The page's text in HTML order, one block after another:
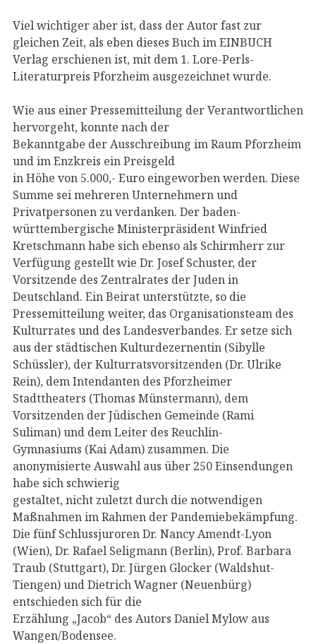
Viel wichtiger aber ist, dass der Autor fast zur
gleichen Zeit, als eben dieses Buch im EINBUCH
Verlag erschienen ist, mit dem 1. Lore-Perls-
Literaturpreis Pforzheim ausgezeichnet wurde.
Wie aus einer Pressemitteilung der Verantwortlichen
hervorgeht, konnte nach der
Bekanntgabe der Ausschreibung im Raum Pforzheim
und im Enzkreis ein Preisgeld
in Höhe von 5.000,- Euro eingeworben werden. Diese
Summe sei mehreren Unternehmern und
Privatpersonen zu verdanken. Der baden-
württembergische Ministerpräsident Winfried
Kretschmann habe sich ebenso als Schirmherr zur
Verfügung gestellt wie Dr. Josef Schuster, der
Vorsitzende des Zentralrates der Juden in
Deutschland. Ein Beirat unterstützte, so die
Pressemitteilung weiter, das Organisationsteam des
Kulturrates und des Landesverbandes. Er setze sich
aus der städtischen Kulturdezernentin (Sibylle
Schüssler), der Kulturratsvorsitzenden (Dr. Ulrike
Rein), dem Intendanten des Pforzheimer
Stadttheaters (Thomas Münstermann), dem
Vorsitzenden der Jüdischen Gemeinde (Rami
Suliman) und dem Leiter des Reuchlin-
Gymnasiums (Kai Adam) zusammen. Die
anonymisierte Auswahl aus über 250 Einsendungen
habe sich schwierig
gestaltet, nicht zuletzt durch die notwendigen
Maßnahmen im Rahmen der Pandemiebekämpfung.
Die fünf Schlussjuroren Dr. Nancy Amendt-Lyon
(Wien), Dr. Rafael Seligmann (Berlin), Prof. Barbara
Traub (Stuttgart), Dr. Jürgen Glocker (Waldshut-
Tiengen) und Dietrich Wagner (Neuenbürg)
entschieden sich für die
Erzählung „Jacob“ des Autors Daniel Mylow aus
Wangen/Bodensee.